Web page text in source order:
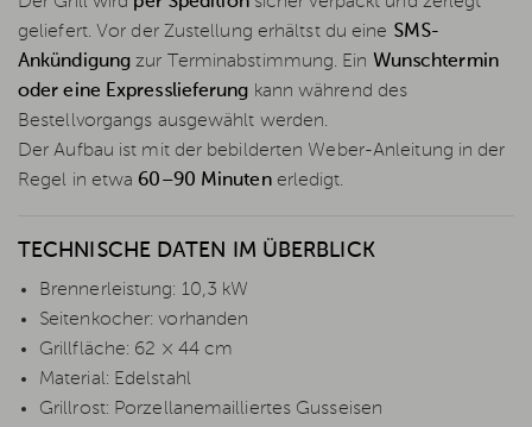
geliefert. Vor der Zustellung erhältst du eine SMS-
Ankündigung zur Terminabstimmung. Ein Wunschtermin
oder eine Expresslieferung kann während des
Bestellvorgangs ausgewählt werden.
Der Aufbau ist mit der bebilderten Weber-Anleitung in der
Regel in etwa 60–90 Minutenerledigt.
TECHNISCHE DATEN IM ÜBERBLICK
Brennerleistung: 10,3 kW
Seitenkocher: vorhanden
Grillfläche: 62 × 44 cm
Material: Edelstahl
Grillrost: Porzellanemailliertes Gusseisen